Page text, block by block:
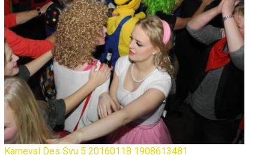
Karneval Des Svu 5 20160118 1908613481